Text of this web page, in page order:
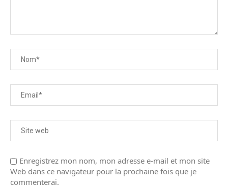
Enregistrez mon nom, mon adresse e-mail et mon site
Web dans ce navigateur pour la prochaine fois que je
commenterai.